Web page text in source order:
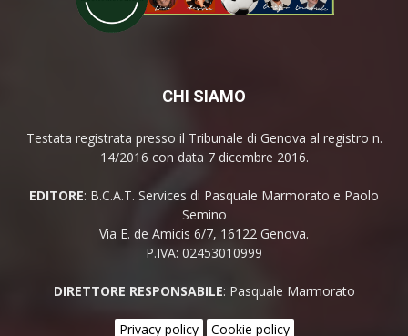
CHI SIAMO
Testata registrata presso il Tribunale di Genova al registro n.
14/2016 con data 7 dicembre 2016.
EDITORE: B.C.A.T. Services di Pasquale Marmorato e Paolo
Semino
Via E. de Amicis 6/7, 16122 Genova.
P.IVA: 02453010999
DIRETTORE RESPONSABILE: Pasquale Marmorato
Privacy policy Cookie policy